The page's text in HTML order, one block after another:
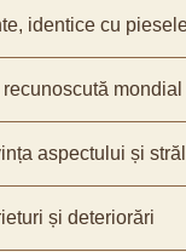
identice cu
aspectului și
și deteriorări